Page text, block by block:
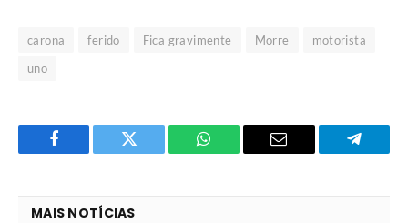
carona ferido Fica gravimente Morre
motorista
uno
Facebook Twitter
O
E-
MAIS NOTÍCIAS